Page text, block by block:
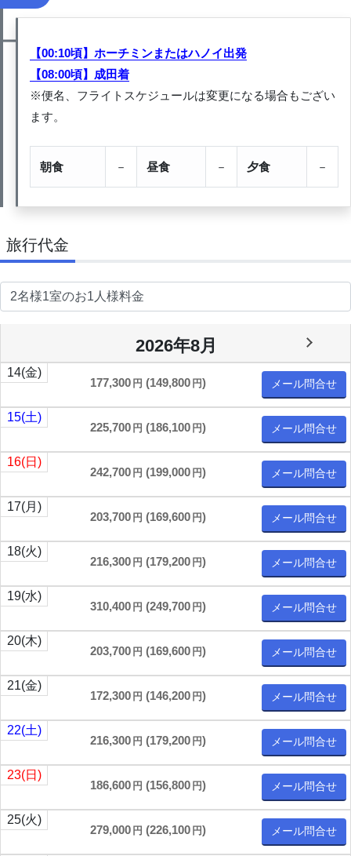
【00:10頃】ホーチミンまたはハノイ出発
【08:00頃】成田着
※便名、フライトスケジュールは変更になる場合もござい
ます。
朝食 － 昼食 － 夕食 －
旅行代金
2026年8月
14(金)
177,300 円 (149,800 円) メール問合せ
15(土)
225,700 円 (186,100 円) メール問合せ
16(日)
242,700 円 (199,000 円) メール問合せ
17(月)
203,700 円 (169,600 円) メール問合せ
18(火)
216,300 円 (179,200 円) メール問合せ
19(水)
310,400 円 (249,700 円) メール問合せ
20(木)
203,700 円 (169,600 円) メール問合せ
21(金)
172,300 円 (146,200 円) メール問合せ
22(土)
216,300 円 (179,200 円) メール問合せ
23(日)
186,600 円 (156,800 円) メール問合せ
25(火)
279,000 円 (226,100 円) メール問合せ